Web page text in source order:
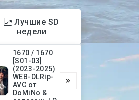
Лучшие SD
недели
1670 / 1670
[S01-03]
(2023-2025)
WEB-DLRip-
AVC от
DoMiNo &